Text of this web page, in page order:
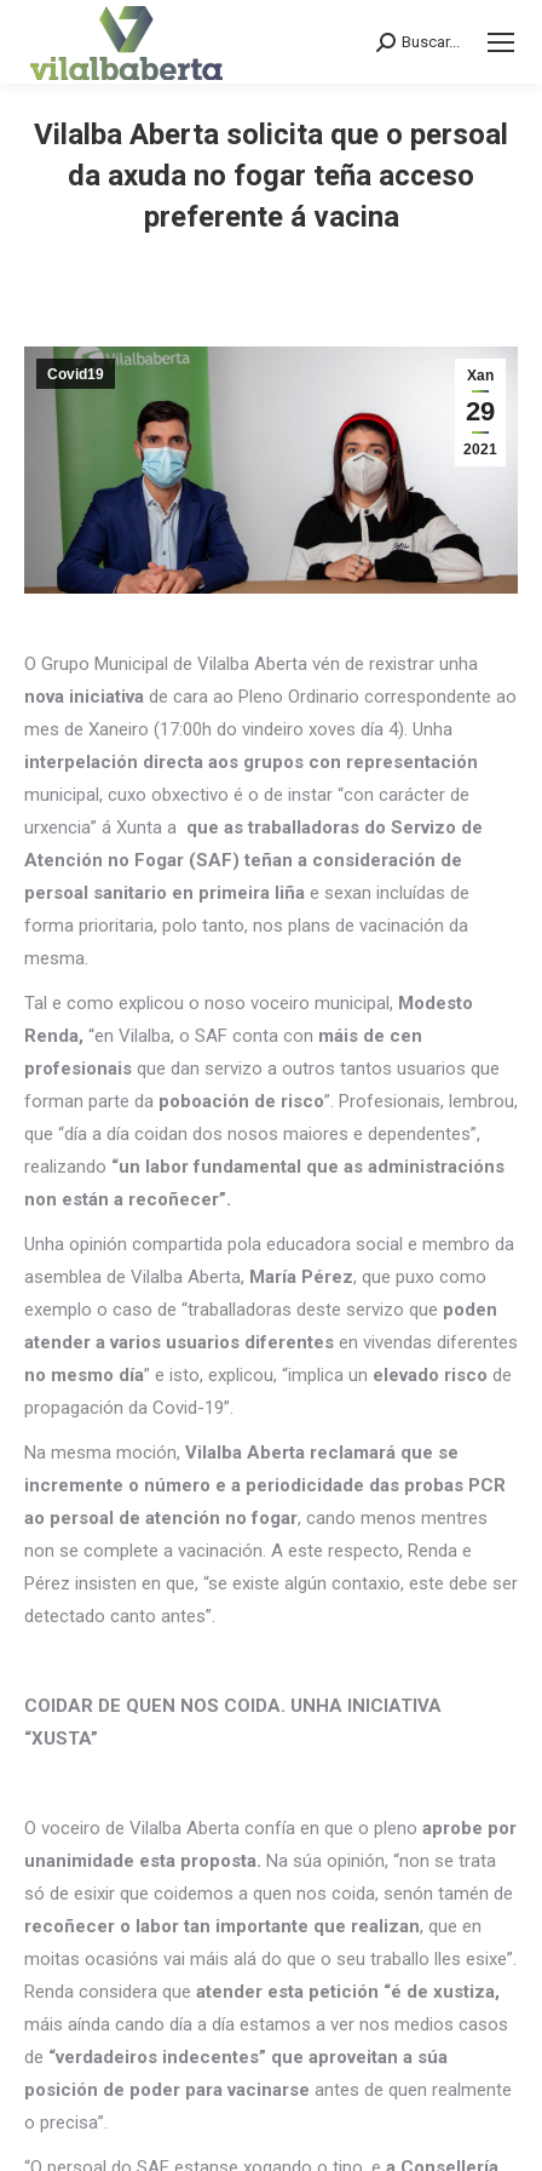
Search:
Buscar...
Vilalba Aberta solicita que o persoal
da axuda no fogar teña acceso
preferente á vacina
Xan
29
2021
Covid19
O Grupo Municipal de Vilalba Aberta vén de rexistrar unha
nova iniciativa de cara ao Pleno Ordinario correspondente ao
mes de Xaneiro (17:00h do vindeiro xoves día 4). Unha
interpelación directa aos grupos con representación
municipal, cuxo obxectivo é o de instar “con carácter de
urxencia” á Xunta a que as traballadoras do Servizo de
Atención no Fogar (SAF) teñan a consideración de
persoal sanitario en primeira liña e sexan incluídas de
forma prioritaria, polo tanto, nos plans de vacinación da
mesma.
Tal e como explicou o noso voceiro municipal, Modesto
Renda, “en Vilalba, o SAF conta con máis de cen
profesionais que dan servizo a outros tantos usuarios que
forman parte da poboación de risco”. Profesionais, lembrou,
que “día a día coidan dos nosos maiores e dependentes”,
realizando “un labor fundamental que as administracións
non están a recoñecer”.
Unha opinión compartida pola educadora social e membro da
asemblea de Vilalba Aberta, María Pérez, que puxo como
exemplo o caso de “traballadoras deste servizo que poden
atender a varios usuarios diferentes en vivendas diferentes
no mesmo día” e isto, explicou, “implica un elevado risco de
propagación da Covid-19”.
Na mesma moción, Vilalba Aberta reclamará que se
incremente o número e a periodicidade das probas PCR
ao persoal de atención no fogar, cando menos mentres
non se complete a vacinación. A este respecto, Renda e
Pérez insisten en que, “se existe algún contaxio, este debe ser
detectado canto antes”.
COIDAR DE QUEN NOS COIDA. UNHA INICIATIVA
“XUSTA”
O voceiro de Vilalba Aberta confía en que o pleno aprobe por
unanimidade esta proposta. Na súa opinión, “non se trata
só de esixir que coidemos a quen nos coida, senón tamén de
recoñecer o labor tan importante que realizan, que en
moitas ocasións vai máis alá do que o seu traballo lles esixe”.
Renda considera que atender esta petición “é de xustiza,
máis aínda cando día a día estamos a ver nos medios casos
de “verdadeiros indecentes” que aproveitan a súa
posición de poder para vacinarse antes de quen realmente
o precisa”.